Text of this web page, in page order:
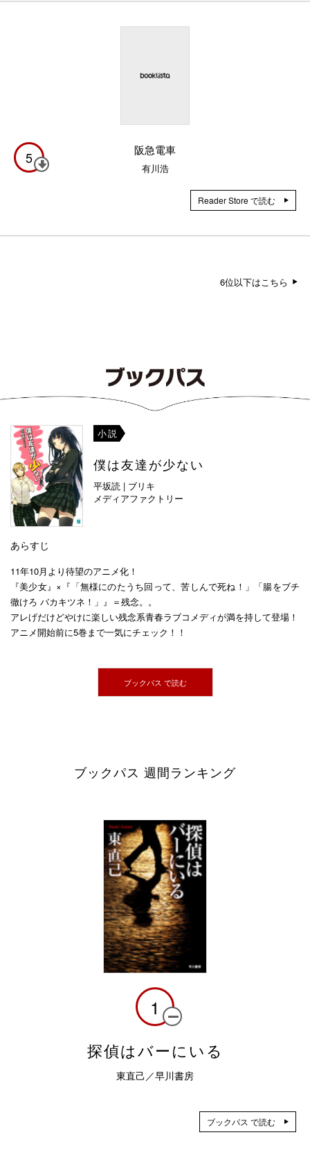
5 阪急電車
有川浩
Reader Store で読む
6位以下はこちら
小説
僕は友達が少ない
平坂読 | ブリキ
メディアファクトリー
あらすじ
11年10月より待望のアニメ化！
『美少女』×『「無様にのたうち回って、苦しんで死ね！」「腸をブチ
徹けろ バカキツネ！」』＝残念。。
アレげだけどやけに楽しい残念系青春ラブコメディが満を持して登場！
アニメ開始前に5巻まで一気にチェック！！
ブックパス で読む
ブックパス 週間ランキング
1
探偵はバーにいる
東直己／早川書房
ブックパス で読む